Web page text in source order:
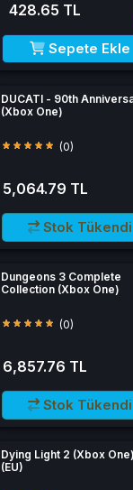
428.65 TL
Sepete Ekle
DUCATI - 90th
(Xbox One)
(0)
5,064.79 TL
Stok Tükendi
Dungeons 3 Complete
Collection (Xbox One)
(0)
6,857.76 TL
Stok Tükendi
Dying Light 2 (Xbox One)
(EU)